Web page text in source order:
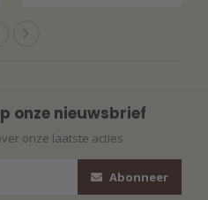
onze nieuwsbrief
onze laatste acties
Abonneer